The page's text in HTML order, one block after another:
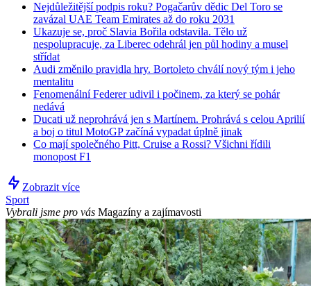
Nejdůležitější podpis roku? Pogačarův dědic Del Toro se
zavázal UAE Team Emirates až do roku 2031
Ukazuje se, proč Slavia Bořila odstavila. Tělo už
nespolupracuje, za Liberec odehrál jen půl hodiny a musel
střídat
Audi změnilo pravidla hry. Bortoleto chválí nový tým i jeho
mentalitu
Fenomenální Federer udivil i počinem, za který se pohár
nedává
Ducati už neprohrává jen s Martínem. Prohrává s celou Aprilií
a boj o titul MotoGP začíná vypadat úplně jinak
Co mají společného Pitt, Cruise a Rossi? Všichni řídili
monopost F1
Zobrazit více
Sport
Vybrali jsme pro vás Magazíny a zajímavosti